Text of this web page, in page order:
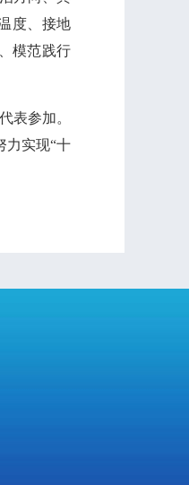
度、接地
模范践行
表参加。
力实现“十